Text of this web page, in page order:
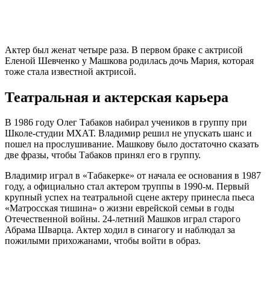
Актер был женат четыре раза. В первом браке с актрисой
Еленой Шевченко у Машкова родилась дочь Мария, которая
тоже стала известной актрисой.
Театральная и актерская карьера
В 1986 году Олег Табаков набирал учеников в группу при
Школе-студии МХАТ. Владимир решил не упускать шанс и
пошел на прослушивание. Машкову было достаточно сказать
две фразы, чтобы Табаков принял его в группу.
Владимир играл в «Табакерке» от начала ее основания в 1987
году, а официально стал актером труппы в 1990-м. Первый
крупный успех на театральной сцене актеру принесла пьеса
«Матросская тишина» о жизни еврейской семьи в годы
Отечественной войны. 24-летний Машков играл старого
Абрама Шварца. Актер ходил в синагогу и наблюдал за
пожилыми прихожанами, чтобы войти в образ.